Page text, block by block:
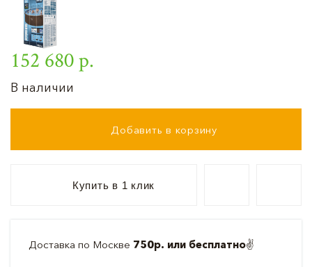
152 680 р.
В наличии
Добавить в корзину
Купить в 1 клик
Доставка по Москве 750р. или бесплатно✌️